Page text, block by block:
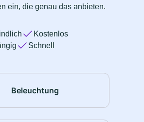
ein, die genau das anbieten.
Kostenlos
Schnell
Beleuchtung